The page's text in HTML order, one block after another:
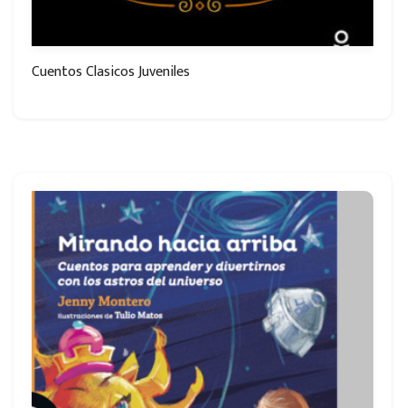
Cuentos Clasicos Juveniles